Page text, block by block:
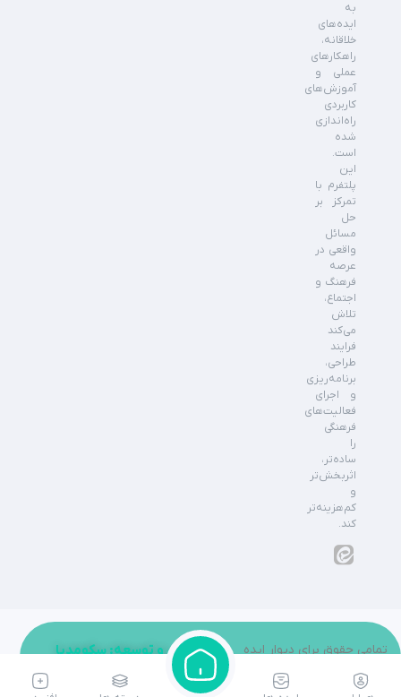
به
ایده‌های
خلاقانه،
راهکارهای
عملی و
آموزش‌های
کاربردی
راه‌اندازی
شده
است.
این
پلتفرم با
تمرکز بر
حل
مسائل
واقعی در
عرصه
فرهنگ و
اجتماع،
تلاش
می‌کند
فرایند
طراحی،
برنامه‌ریزی
و اجرای
فعالیت‌های
فرهنگی
را
ساده‌تر،
اثربخش‌تر
و
کم‌هزینه‌تر
کند.
تمامی حقوق برای دیوار ایده طراحی و توسعه: سکومدیا